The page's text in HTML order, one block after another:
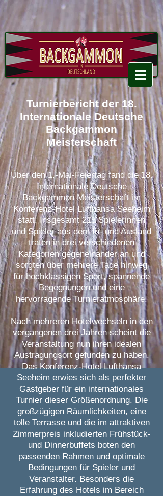
Turnierbericht der 18.
Internationale Deutsche
Backgammon
Meisterschaft
Über den 1.-Mai-Feiertag fand die 18.
Internationale Deutsche
Backgammon Meisterschaft im
Konferenz-Hotel Lufthansa Seeheim
statt. Insgesamt 215 Spielerinnen
und Spieler aus dem In- und Ausland
traten in drei verschiedenen
Kategorien gegeneinander an und
sorgten über mehrere Tage hinweg
für hochklassigen Sport, spannende
Begegnungen und eine
hervorragende Turnieratmosphäre.
Nach mehreren Hotelwechseln in den
vergangenen drei Jahren scheint die
Veranstaltung nun ihren idealen
Austragungsort gefunden zu haben.
Das Konferenz-Hotel Lufthansa
Seeheim erwies sich als perfekter
Gastgeber für ein internationales
Turnier dieser Größenordnung. Die
großzügigen Räumlichkeiten, eine
tolle Terrasse und die im attraktiven
Zimmerpreis inkludierten Frühstück-
und Dinnerbuffets boten den
passenden Rahmen und optimale
Bedingungen für Spieler und
Veranstalter. Besonders die
Erfahrung des Hotels im Bereich